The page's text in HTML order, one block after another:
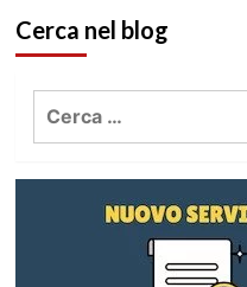
articoli
Cerca nel blog
Ricerca